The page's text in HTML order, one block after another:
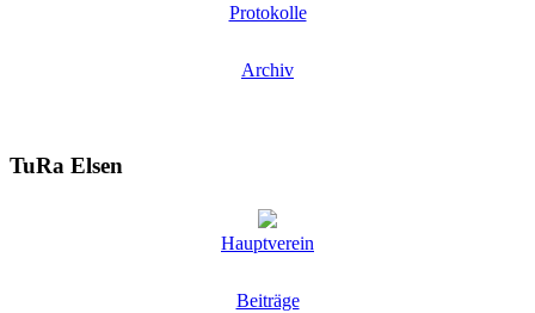
Protokolle
Archiv
TuRa Elsen
Hauptverein
Beiträge